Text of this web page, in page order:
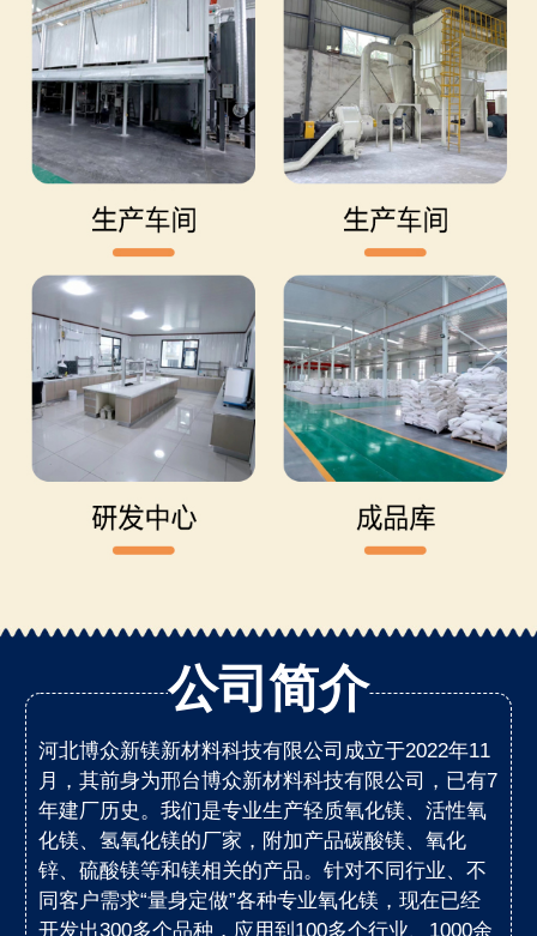
公司简介
河北博众新镁新材料科技有限公司成立于2022年11
月，其前身为邢台博众新材料科技有限公司，已有7
年建厂历史。我们是专业生产轻质氧化镁、活性氧
化镁、氢氧化镁的厂家，附加产品碳酸镁、氧化
锌、硫酸镁等和镁相关的产品。针对不同行业、不
同客户需求“量身定做”各种专业氧化镁，现在已经
开发出300多个品种，应用到100多个行业、1000余